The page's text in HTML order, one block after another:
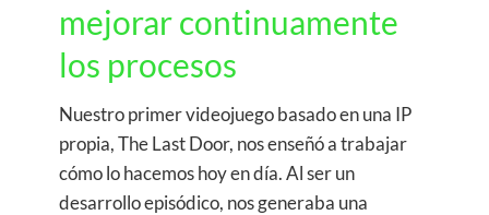
mejorar continuamente
los procesos
Nuestro primer videojuego basado en una IP
propia, The Last Door, nos enseñó a trabajar
cómo lo hacemos hoy en día. Al ser un
desarrollo episódico, nos generaba una